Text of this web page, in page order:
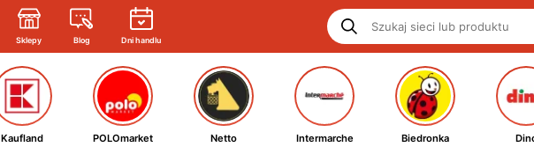
Sklepy Blog Dni handlu
Kaufland POLOmarket Netto Intermarche Biedronka